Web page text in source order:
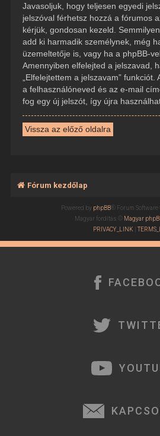
Javasoljuk, hogy teljesen egyedi
jelszóval férhetsz hozzá a fórumos
kérjük, gondosan kezeld.
add ki harmadik személynek, még
üzemeltetője is, vagy ha a phpBB-
Amennyiben elfelejted a jelszavad,
„Elfelejtettem a jelszavam”
a felhasználóneved és az e-mail
fog egy új jelszót, így újra
Vissza az előző oldalra
Fórum kezdőlap
Powered by phpBB® Forum
Magyar fordítás © Magyar
PRIVACY_LINK |